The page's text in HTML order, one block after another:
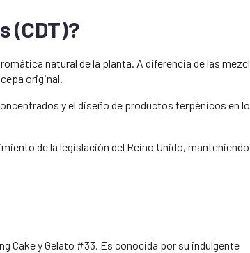
(CDT)?
natural de la planta. A diferencia de las
original.
y el diseño de productos terpénicos en
de la legislación del Reino Unido, manteniendo
Cake y Gelato #33. Es conocida por su indulgente